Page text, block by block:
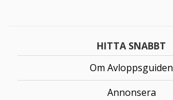
HITTA SNABBT
Om Avloppsguiden
Annonsera